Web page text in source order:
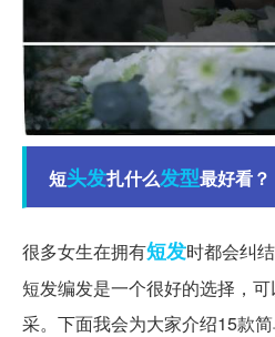
短头发扎什么发型最好看？
很多女生在拥有短发时都会纠
短发编发是一个很好的选择，
采。下面我会为大家介绍15款